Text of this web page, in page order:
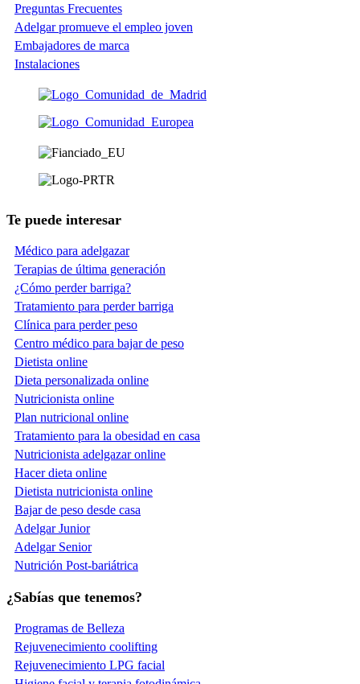
Preguntas Frecuentes
Adelgar promueve el empleo joven
Embajadores de marca
Instalaciones
Te puede interesar
Médico para adelgazar
Terapias de última generación
¿Cómo perder barriga?
Tratamiento para perder barriga
Clínica para perder peso
Centro médico para bajar de peso
Dietista online
Dieta personalizada online
Nutricionista online
Plan nutricional online
Tratamiento para la obesidad en casa
Nutricionista adelgazar online
Hacer dieta online
Dietista nutricionista online
Bajar de peso desde casa
Adelgar Junior
Adelgar Senior
Nutrición Post-bariátrica
¿Sabías que tenemos?
Programas de Belleza
Rejuvenecimiento coolifting
Rejuvenecimiento LPG facial